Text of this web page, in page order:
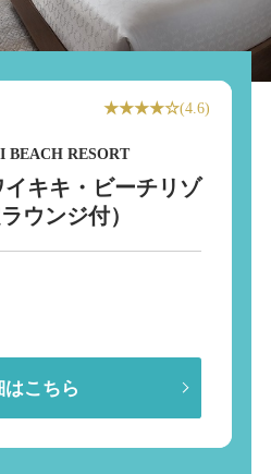
★★★★☆(4.6)
BEACH RESORT
キキ・ビーチリゾ
ウンジ付）
はこちら